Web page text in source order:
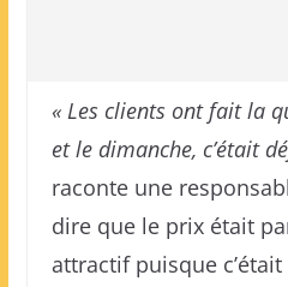
« Les clients ont fait la
et le dimanche, c’était
raconte une
dire que le prix était
attractif puisque